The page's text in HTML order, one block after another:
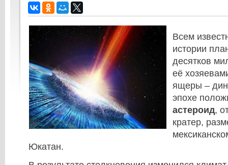
Всем
истории
десятков
её
ящеры –
эпохе
астероид,
кратер,
Юкатан.